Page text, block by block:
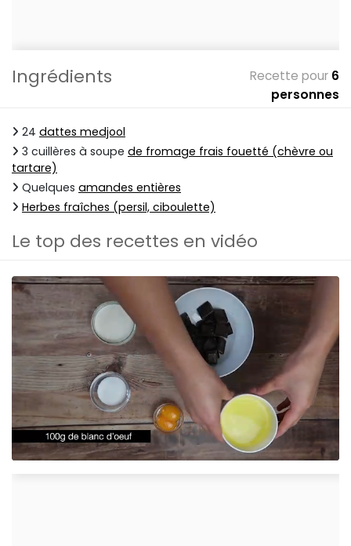
Ingrédients Recette pour 6
personnes
24 dattes medjool
3 cuillères à soupe de fromage frais fouetté (chèvre ou
tartare)
Quelques amandes entières
Herbes fraîches (persil, ciboulette)
Le top des recettes en vidéo